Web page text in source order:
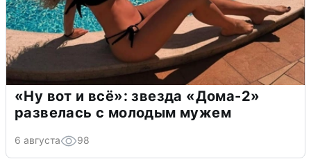
«Ну вот и всё»: звезда «Дома-2»
развелась с молодым мужем
6 августа 98